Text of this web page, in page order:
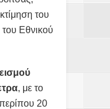
του
του Εθνικού
, με το
περίπου 20